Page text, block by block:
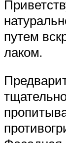
путем
лаком.